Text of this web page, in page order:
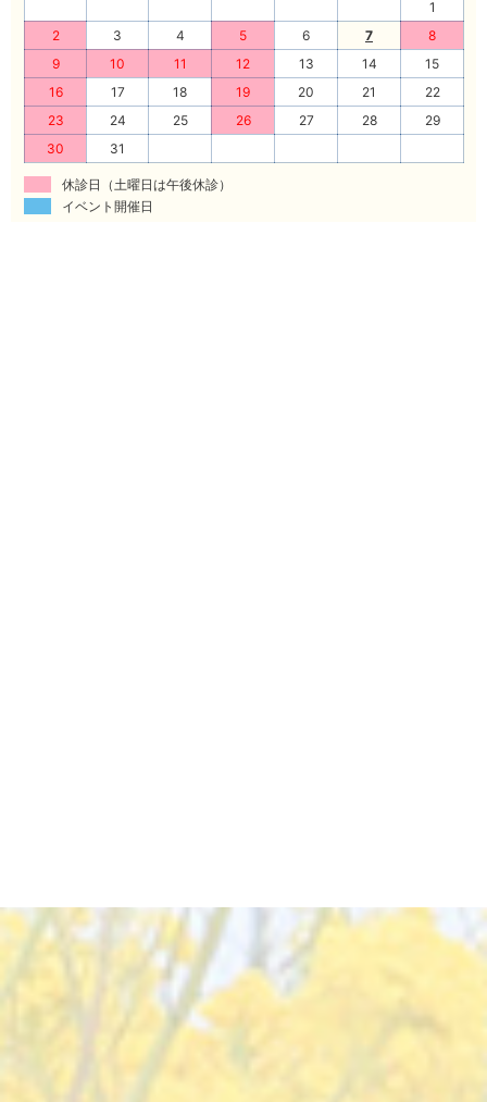
1
2
3 4 5 6 7
8
9
10 11 12 13 14
15
16
17 18 19 20 21
22
23
24 25 26 27 28
29
30
31
休診日（土曜日は午後休診）
イベント開催日